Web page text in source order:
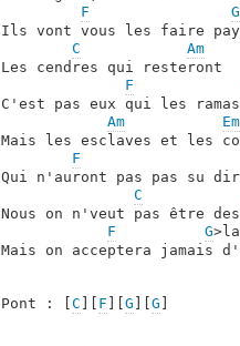
F
G
Ils vont vous les faire
C
Am
Les cendres qui resteront
F
C'est pas eux qui les
Am
Em
Mais les esclaves et les
F
Qui n'auront pas pas su
C
Nous on n'veut pas être des
F
G
Mais on acceptera jamais
Pont : [ C F G G